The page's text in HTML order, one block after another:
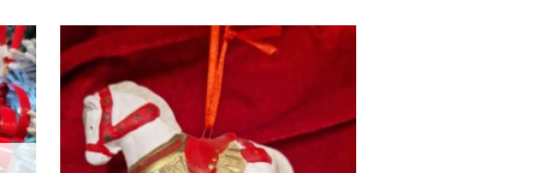
à la liste
d'envie